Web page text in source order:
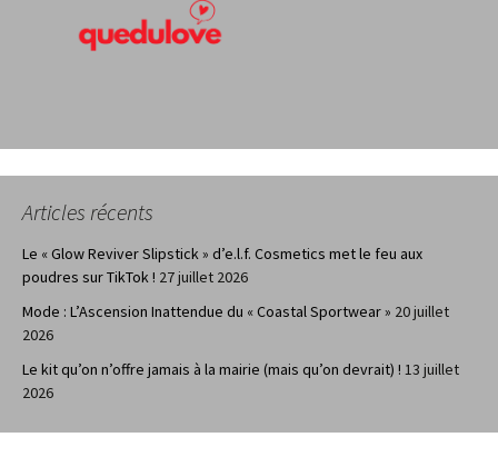
Articles récents
Le « Glow Reviver Slipstick » d’e.l.f. Cosmetics met le feu aux
poudres sur TikTok ! 27 juillet 2026
Mode : L’Ascension Inattendue du « Coastal Sportwear » 20 juillet
2026
Le kit qu’on n’offre jamais à la mairie (mais qu’on devrait) ! 13 juillet
2026